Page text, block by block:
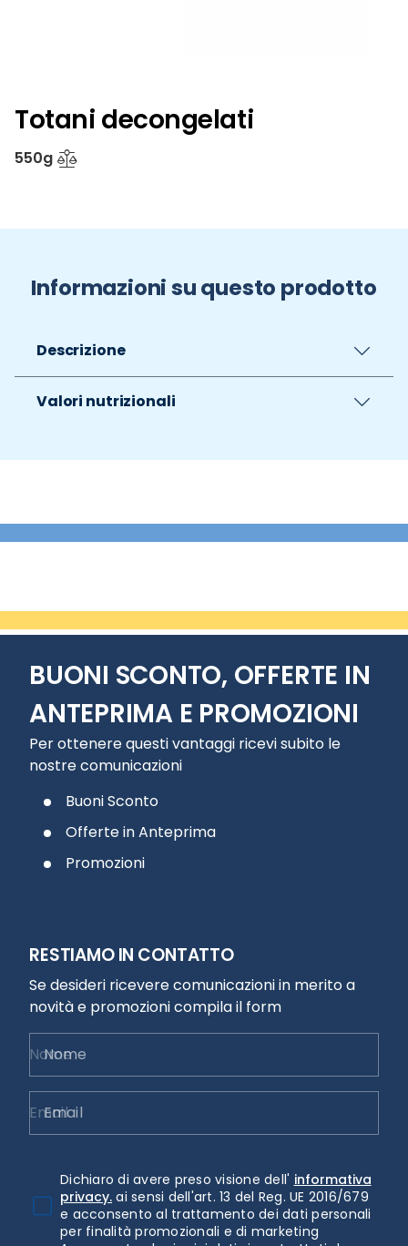
Totani decongelati
550g
Informazioni su questo prodotto
Descrizione
Valori nutrizionali
BUONI SCONTO, OFFERTE IN
ANTEPRIMA E PROMOZIONI
Per ottenere questi vantaggi ricevi subito le
nostre comunicazioni
Buoni Sconto
Offerte in Anteprima
Promozioni
RESTIAMO IN CONTATTO
Se desideri ricevere comunicazioni in merito a
novità e promozioni compila il form
Nome
Email
Dichiaro di avere preso visione dell' informativa
privacy. ai sensi dell'art. 13 del Reg. UE 2016/679
e acconsento al trattamento dei dati personali
per finalità promozionali e di marketing